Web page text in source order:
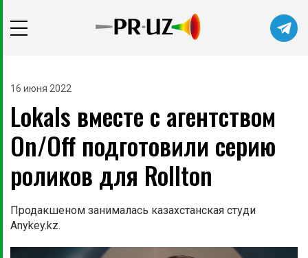
Не сейчас Подписаться
16 июня 2022
Lokals вместе с агентством
On/Off подготовили серию
роликов для Rollton
Продакшеном занималась казахстанская студи
Anykey.kz.